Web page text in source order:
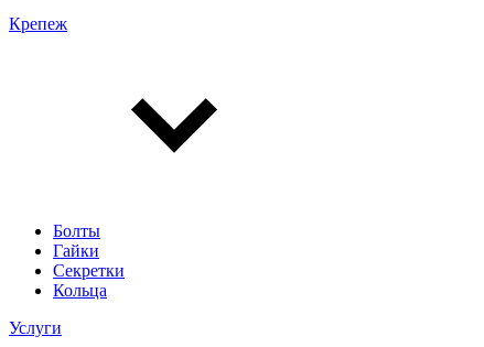
Крепеж
Болты
Гайки
Секретки
Кольца
Услуги